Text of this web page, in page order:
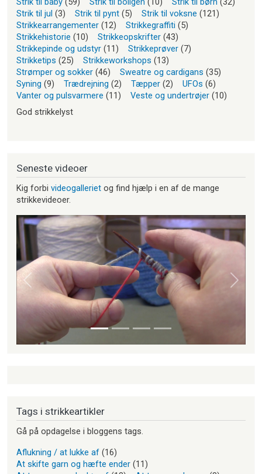
Strik til jul (3) Strik til pynt (5) Strik til voksne (121)
Strikkearrangementer (12) Strikkegraffiti (5)
Strikkehistorie (10) Strikkeopskrifter (43)
Strikkepinde og udstyr (11) Strikkeprøver (7)
Strikketips (25) Strikkeworkshops (13)
Strømper og sokker (46) Sweatre og cardigans (35)
Syning (9) Trædrejning (2) Tæpper (2) UFOs (6)
Vanter og pulsvarmere (11) Veste og undertrøjer (10)
God strikkelyst
Seneste videoer
Kig forbi videogalleriet og find hjælp i en af de mange
strikkevideoer.
Forrige Næste
Tags i strikkeartikler
Gå på opdagelse i bloggens tags.
Aflukning / at lukke af (16)
At skifte garn og hæfte ender (11)